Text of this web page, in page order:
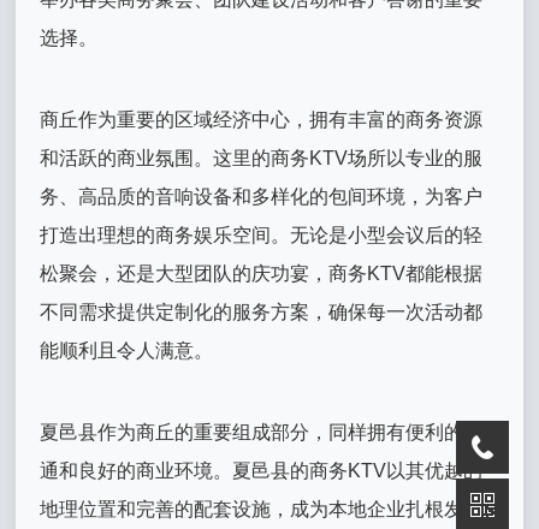
选择。
商丘作为重要的区域经济中心，拥有丰富的商务资源
和活跃的商业氛围。这里的商务KTV场所以专业的服
务、高品质的音响设备和多样化的包间环境，为客户
打造出理想的商务娱乐空间。无论是小型会议后的轻
松聚会，还是大型团队的庆功宴，商务KTV都能根据
不同需求提供定制化的服务方案，确保每一次活动都
能顺利且令人满意。
夏邑县作为商丘的重要组成部分，同样拥有便利的交
通和良好的商业环境。夏邑县的商务KTV以其优越的
地理位置和完善的配套设施，成为本地企业扎根发展